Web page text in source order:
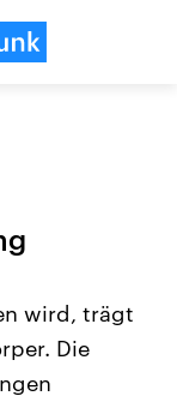
wird, trägt
Die